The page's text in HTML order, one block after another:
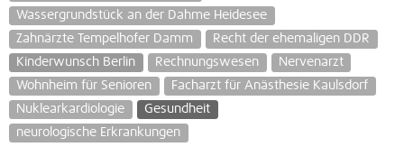
Wassergrundstück an der Dahme Heidesee
Zahnärzte Tempelhofer Damm
Recht der ehemaligen DDR
Kinderwunsch Berlin
Rechnungswesen
Nervenarzt
Wohnheim für Senioren
Facharzt für Anästhesie Kaulsdorf
Nuklearkardiologie
Gesundheit
neurologische Erkrankungen